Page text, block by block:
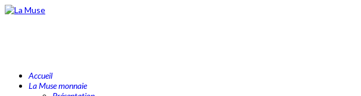
Accueil
La Muse monnaie